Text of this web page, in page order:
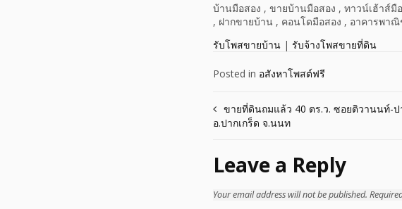
บ้านมือสอง , ขายบ้านมือสอง , ทาวน์เฮ้าส์
, ฝากขายบ้าน , คอนโดมือสอง , อาคารพา
รับโพสขายบ้าน | รับจ้างโพสขายที่ดิน
Posted in อสังหาโพสต์ฟรี
Post
ขายที่ดินถมแล้ว 40 ตร.ว. ซอยติวานนท์-ป
อ.ปากเกร็ด จ.นนท
Leave a Reply
Your email address will not be published.